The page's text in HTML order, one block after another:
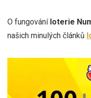
O fungování loterie
našich minulých článků